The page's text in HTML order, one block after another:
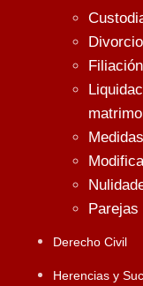
Parejas
Derecho Civil
Herencias y